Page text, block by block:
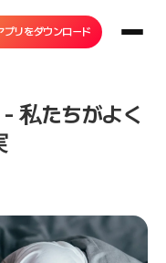
プリをダウンロード
私たちがよく